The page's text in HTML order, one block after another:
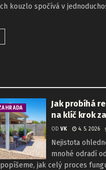
kouzlo spočívá v
Jak probíhá
na klíč krok
OD VK 4. 5. 2026
Nejistota
mnohé odradí
jak celý proces